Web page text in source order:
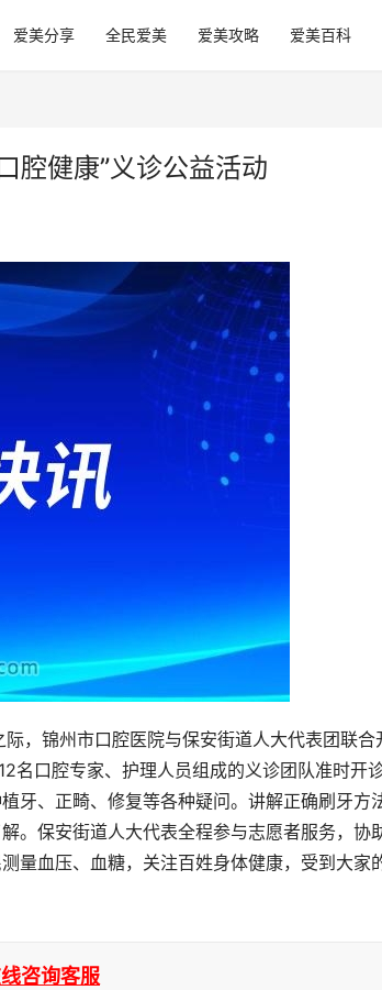
爱美分享 全民爱美 爱美攻略 爱美百科
腔健康”义诊公益活动
，锦州市口腔医院与保安街道人大代表团联合
名口腔专家、护理人员组成的义诊团队准时开诊
牙、正畸、修复等各种疑问。讲解正确刷牙方法
。保安街道人大代表全程参与志愿者服务，协
量血压、血糖，关注百姓身体健康，受到大家
咨询客服